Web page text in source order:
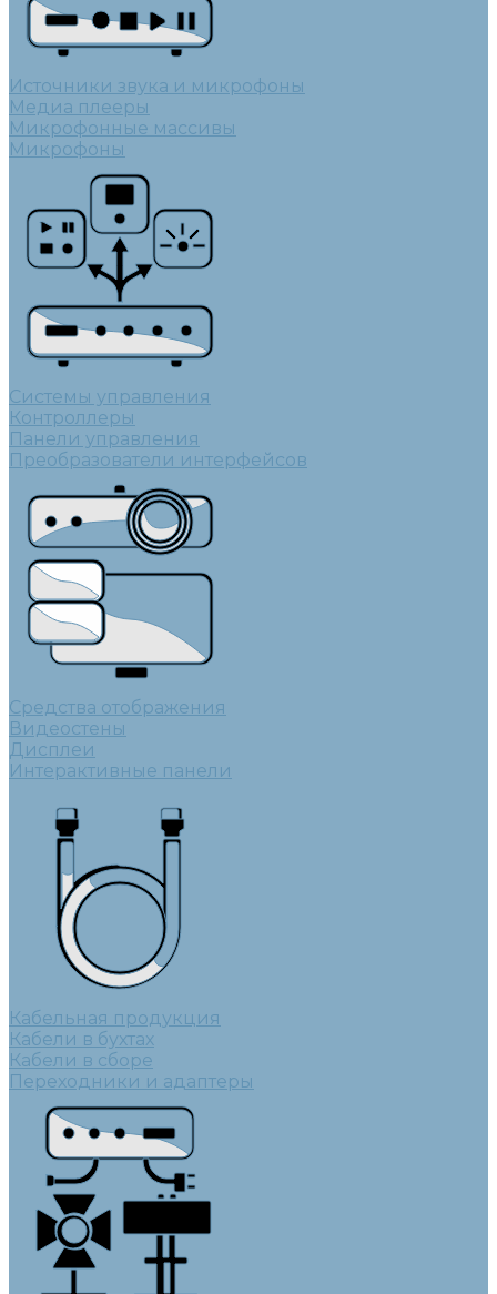
Источники звука и микрофоны
Медиа плееры
Микрофонные массивы
Микрофоны
Системы управления
Контроллеры
Панели управления
Преобразователи интерфейсов
Средства отображения
Видеостены
Дисплеи
Интерактивные панели
Кабельная продукция
Кабели в бухтах
Кабели в сборе
Переходники и адаптеры